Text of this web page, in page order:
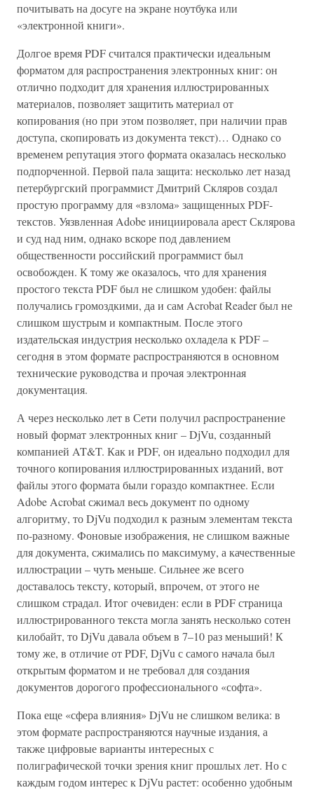
почитывать на досуге на экране ноутбука или
«электронной книги».
Долгое время PDF считался практически идеальным
форматом для распространения электронных книг: он
отлично подходит для хранения иллюстрированных
материалов, позволяет защитить материал от
копирования (но при этом позволяет, при наличии прав
доступа, скопировать из документа текст)… Однако со
временем репутация этого формата оказалась несколько
подпорченной. Первой пала защита: несколько лет назад
петербургский программист Дмитрий Скляров создал
простую программу для «взлома» защищенных PDF-
текстов. Уязвленная Adobe инициировала арест Склярова
и суд над ним, однако вскоре под давлением
общественности российский программист был
освобожден. К тому же оказалось, что для хранения
простого текста PDF был не слишком удобен: файлы
получались громоздкими, да и сам Acrobat Reader был не
слишком шустрым и компактным. После этого
издательская индустрия несколько охладела к PDF –
сегодня в этом формате распространяются в основном
технические руководства и прочая электронная
документация.
А через несколько лет в Сети получил распространение
новый формат электронных книг – DjVu, созданный
компанией AT&T. Как и PDF, он идеально подходил для
точного копирования иллюстрированных изданий, вот
файлы этого формата были гораздо компактнее. Если
Adobe Acrobat сжимал весь документ по одному
алгоритму, то DjVu подходил к разным элементам текста
по-разному. Фоновые изображения, не слишком важные
для документа, сжимались по максимуму, а качественные
иллюстрации – чуть меньше. Сильнее же всего
доставалось тексту, который, впрочем, от этого не
слишком страдал. Итог очевиден: если в PDF страница
иллюстрированного текста могла занять несколько сотен
килобайт, то DjVu давала объем в 7–10 раз меньший! К
тому же, в отличие от PDF, DjVu с самого начала был
открытым форматом и не требовал для создания
документов дорогого профессионального «софта».
Пока еще «сфера влияния» DjVu не слишком велика: в
этом формате распространяются научные издания, а
также цифровые варианты интересных с
полиграфической точки зрения книг прошлых лет. Но с
каждым годом интерес к DjVu растет: особенно удобным